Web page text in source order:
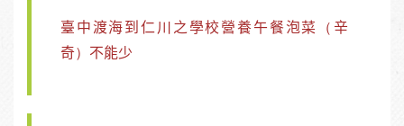
臺中渡海到仁川之學校營養午餐泡菜（辛
奇）不能少